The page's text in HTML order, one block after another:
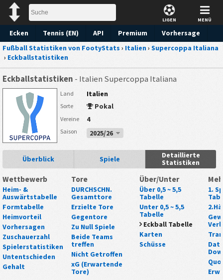
LIGEN MENÜ
Ecken Tennis (EN) API Premium
Vorhersage
Fußball Statistiken von FootyStats › Italien› Supercoppa Italiana
› Eckballstatistiken
Eckballstatistiken - Italien Supercoppa Italiana
Land Italien
Sorte Pokal
Vereine 4
Saison 2025/26
Überblick Spiele
Detaillierte
Statistiken
Wettbewerb
Heim- &
Auswärtstabelle
Formtabelle
Heimvorteil
Vorhersagen
Zuschauerzahl
Spielerstatistiken
Untentschieden
Gehalt
Tore
DURCHSCHN.
Gesamttore
Erzielte Tore
Gegentore
Zu Null Spiele
Beide Teams
treffen
Nicht Getroffen
xG (Erwartende
Tore)
Über/Unter
Über 0,5 ~ 5,5
Tabelle
Unter 0,5 ~ 5,5
Tabelle
Eckball Tabelle
Karten
Schüsse
1.